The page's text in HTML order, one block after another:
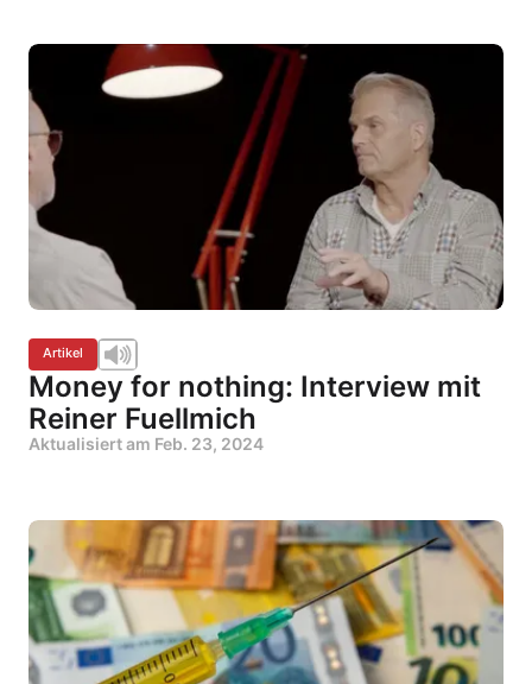
Artikel
Money for nothing: Interview mit
Reiner Fuellmich
Aktualisiert am Feb. 23, 2024